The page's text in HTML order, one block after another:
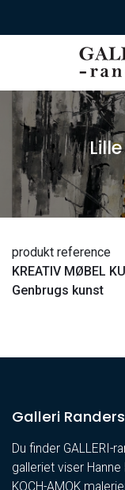
produkt reference
KREATIV MØBEL
Genbrugs kunst
Galleri Randers
Du finder GALLERI-
galleriet viser
KOCH-AMOK